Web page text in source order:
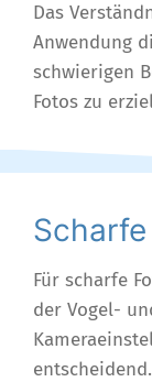
Das
Anwendung
schwierigen
Fotos zu
Für scharfe
der Vogel-